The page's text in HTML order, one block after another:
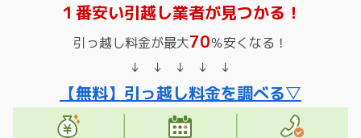
１番安い引越し業者が見つかる！
引っ越し料金が最大70％安くなる！
↓ ↓ ↓ ↓ ↓
【無料】引っ越し料金を調べる▽